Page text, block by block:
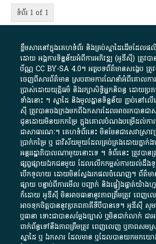
ទំព័រ 1 of 1
ខ្លឹមសារ​នៅ​ក្នុង​គេហទំព័រ និង​គ្រប់​ស្នា​ដៃ​ដើម​ដែល​
ដោយ​ អង្គការ​ទិន្នន័យ​អំពី​ការអភិវឌ្ឍ​​ (អូ​ឌី​ស៊ី)​ ត្រូវ​បាន​
ប័ណ្ណ​CC BY-SA 4.0។​ អត្ថបទ​ព័ត៌មាន​សង្ខេប​ ត្
ចេញពី​សារព័ត៌មាន ស្របតាមការ​ណែនាំ​អំពី​គោលកា
ប្រាស់​ដោយ​យុត្តិធម៌​ និង​រក្សាសិទ្ធិអ្នកនិពន្ធ ដោយ​ប្រភ
ទាំង​នោះ​ ។​ ស្នាដៃ​ និង​មូលដ្ឋាន​ទិន្នន័យ ​ភ្ជាប់​នៅ​
ស៊ី​ ត្រូវ​បាន​ចងក្រង​មក​ពី​ឯកសារ​ដែល​អាច​រក​បានជ
ជូន​ដោយ​មិន​យក​កម្រៃ​ ក្នុង​គោលបំណង​បម្រើ​ដល់ការ​ផ្
ជា​សាធារណៈ​។​ គេហទំព័រ​នេះ​ មិនមែន​ជា​សេវា​ស្រាវជ្
ប្រាក់​កម្រៃ​ ឬ​ ជា​វិស័យ​មួយ​ដែល​គ្រប់គ្រង​ដោយ​ភ្នាក់ងា
អន្តររដ្ឋាភិបាល​ណាមួយ​នោះ​ទេ ​។​ ទំព័រ​នេះ​ ត្រូវ​បាន​
ផ្សព្វផ្សាយ​ឯកជន​មួយ​ ដែល​លើកកម្ពស់​ការ​យល់​ដឹ
បើក​ទូលាយ​ ដោយ​មិនស្វែង​រក​ផល​ចំណេញ​។​ ព័ត៌មាន​
ផ្សាយ​ បន្ទាប់​ពី​ការ​មើល​ បញ្ជាក់​ និង​ផ្ទៀងផ្ទាត់​យ៉
ក៏​ដោយ​ អូ​ឌី​ស៊ី​ មិន​អាច​ធានា​នូវ​ភាព​ត្រឹមត្រូវ​ ពេញ
អាច​ទុកចិត្ត​បាននូវ​ប្រភព​ភាគី​ទី​បី​បាន​ទេ​។​ អូ​ឌី​ស៊ី​ សូម​មិ
ឬ​ធានា​ ទោះជា​បាន​សម្តែង​ច្បាស់​ ឬ​មិន​ជាក់លាក់​ ជា​អ
ពាក់ព័ន្ធ​ទៅ​នឹង​ភាព​ត្រឹមត្រូវ​ ពេញលេញ​ ឬ​ភាព​សម​ស្
ស្នាដៃ​ ឬ​ ឯកសារ​ ដែល​មាន​ ឬ​ដែល​បាន​យក​មក​យោ